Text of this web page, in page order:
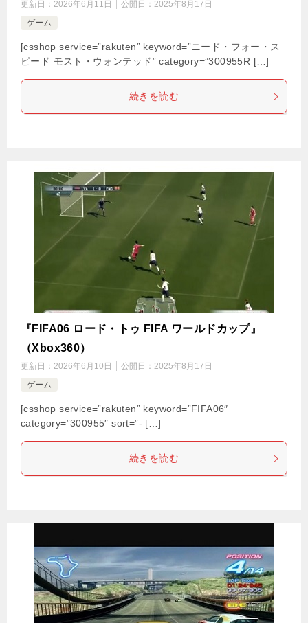
更新日： 2026年6月11日 公開日： 2025年8月17日
ゲーム
[csshop service=”rakuten” keyword=”ニード・フォー・ス
ピード モスト・ウォンテッド” category=”300955R […]
続きを読む
『FIFA06 ロード・トゥ FIFA ワールドカップ』
（Xbox360）
更新日： 2026年6月10日 公開日： 2025年8月17日
ゲーム
[csshop service=”rakuten” keyword=”FIFA06″
category=”300955″ sort=”- […]
続きを読む